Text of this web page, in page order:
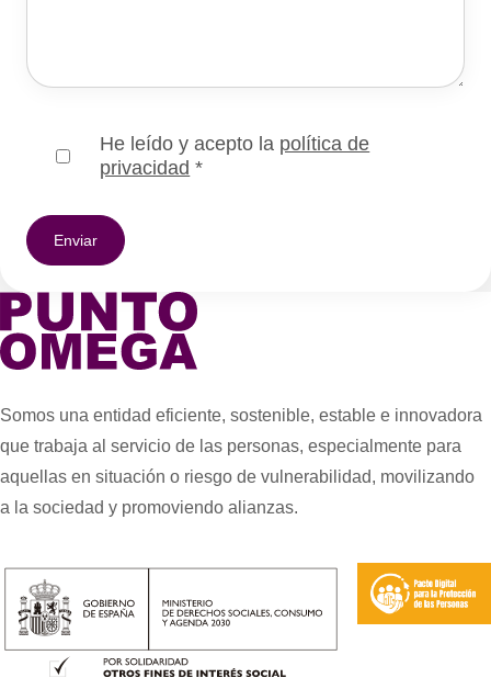
He leído y acepto la política de
privacidad *
Somos una entidad eficiente, sostenible, estable e innovadora
que trabaja al servicio de las personas, especialmente para
aquellas en situación o riesgo de vulnerabilidad, movilizando
a la sociedad y promoviendo alianzas.